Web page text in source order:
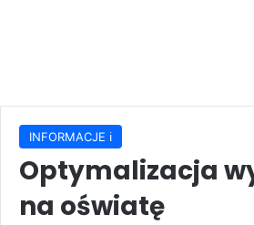
INFORMACJE ℹ️
Optymalizacja
na oświatę